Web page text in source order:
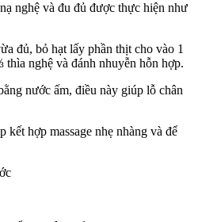
nghệ và đu đủ được thực hiện như
đủ, bỏ hạt lấy phần thịt cho vào 1
thìa nghệ và đánh nhuyễn hỗn hợp.
nước ấm, điều này giúp lỗ chân
hợp massage nhẹ nhàng và để